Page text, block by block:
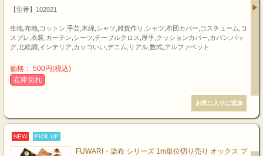
【型番】102021
生地,布地,コットン,手芸,木綿,シャツ,雑貨作り,シャツ,布団カバー,コスチューム,コ
スプレ,衣装,カーテン,シーツ,テーブルクロス,厚手,クッションカバー,カバン,バッ
グ,北欧調,インテリア,カッコいい,デニム,リアル,数式,アルファベット
価格： 500円(税込)
在庫切れ
NEW PICK UP
FUWARI・染布 シリーズ 1m単位切り売り オックス プ